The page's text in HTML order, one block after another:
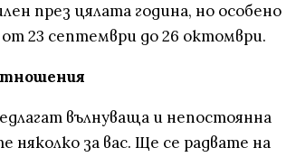
през цялата година, но особено
от 23 септември до 26 октомври.
вълнуваща и непостоянна
няколко за вас. Ще се радвате на